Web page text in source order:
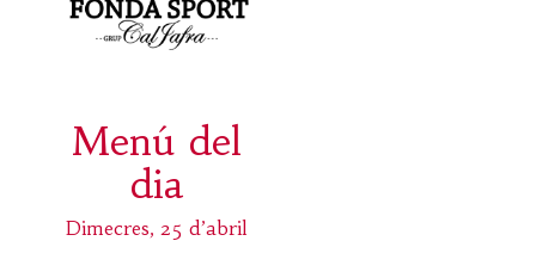
Menú del
dia
Dimecres, 25 d’abril